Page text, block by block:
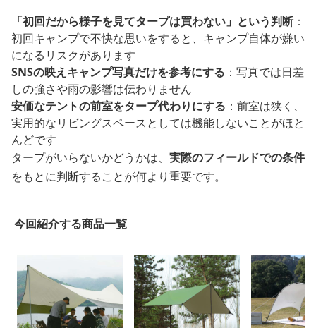
「初回だから様子を見てタープは買わない」という判断 ：
初回キャンプで不快な思いをすると、キャンプ自体が嫌い
になるリスクがあります
SNSの映えキャンプ写真だけを参考にする ：写真では日差
しの強さや雨の影響は伝わりません
安価なテントの前室をタープ代わりにする ：前室は狭く、
実用的なリビングスペースとしては機能しないことがほと
んどです
タープがいらないかどうかは、 実際のフィールドでの条件
をもとに判断することが何より重要です。
今回紹介する商品一覧